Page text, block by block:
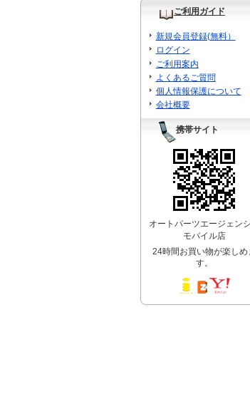
ご利用ガイド
新規会員登録(無料）
ログイン
ご利用案内
よくあるご質問
個人情報保護について
会社概要
携帯サイト
オートパーツエージェン
モバイル店
24時間お買い物が楽しめ
す。